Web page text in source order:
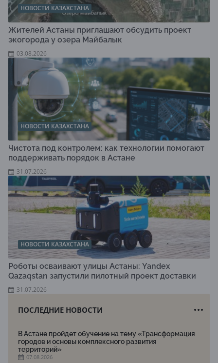
НОВОСТИ КАЗАХСТАНА
Жителей Астаны приглашают обсудить проект
экогорода у озера Майбалык
03.08.2026
НОВОСТИ КАЗАХСТАНА
Чистота под контролем: как технологии помогают
поддерживать порядок в Астане
31.07.2026
НОВОСТИ КАЗАХСТАНА
Роботы осваивают улицы Астаны: Yandex
Qazaqstan запустили пилотный проект доставки
31.07.2026
ПОСЛЕДНИЕ НОВОСТИ
В Астане пройдет обучение на тему «Трансформация
городов и основы комплексного развития
территорий»
07.08.2026